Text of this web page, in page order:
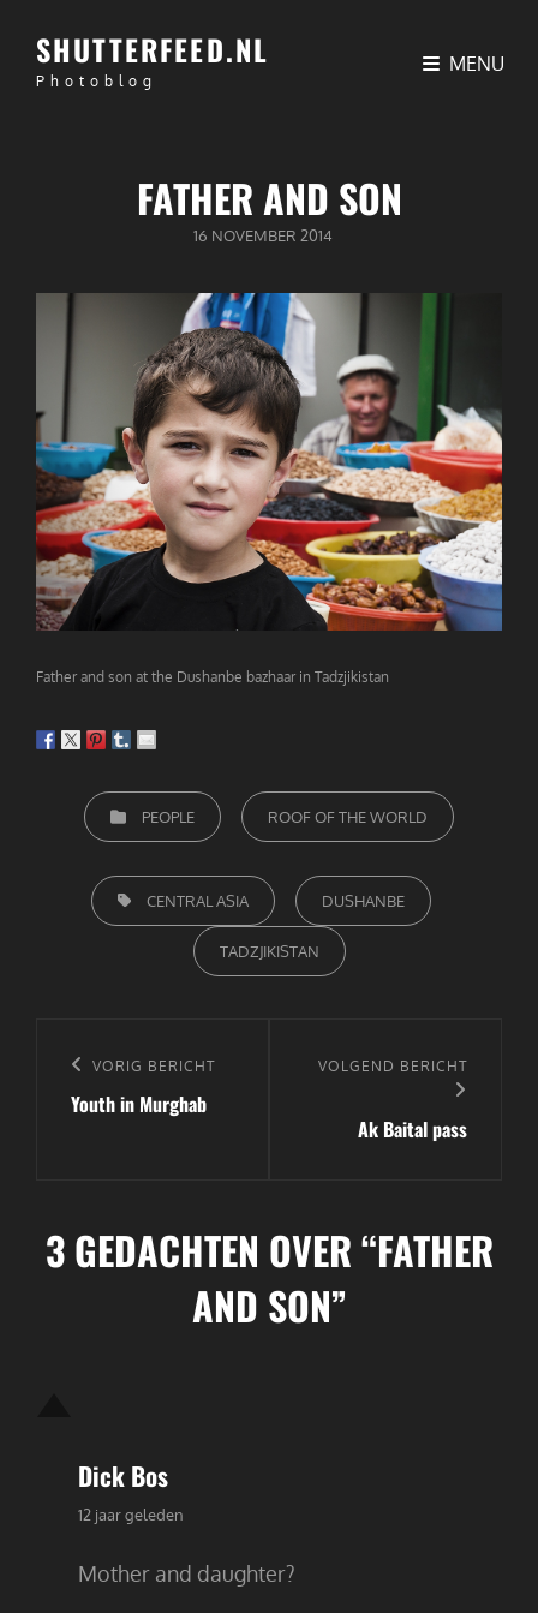
SHUTTERFEED.NL
Photoblog
MENU
FATHER AND SON
GEPUBLICEERD
16 NOVEMBER 2014
Father and son at the Dushanbe bazhaar in Tadzjikistan
CATEGORIEËN
PEOPLE ROOF OF THE WORLD
TAGS,
CENTRAL ASIA DUSHANBE
TADZJIKISTAN
navigatie
Vorig
bericht
VORIG BERICHT
Youth in Murghab
Volgend
VOLGEND BERICHT
Ak Baital pass
3 GEDACHTEN OVER “FATHER
AND SON”
Dick Bos
zegt:
12 jaar geleden
Mother and daughter?